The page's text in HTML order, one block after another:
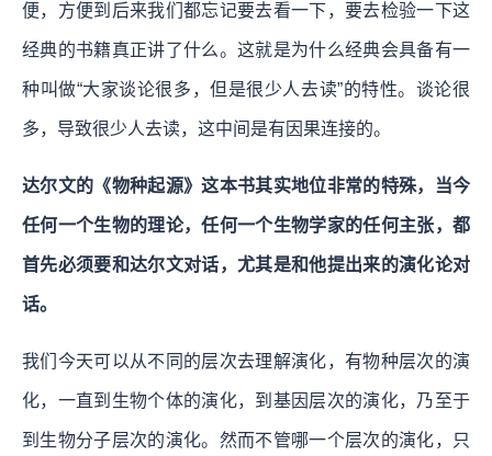
便，方便到后来我们都忘记要去看一下，要去检验一下这
经典的书籍真正讲了什么。这就是为什么经典会具备有一
种叫做“大家谈论很多，但是很少人去读”的特性。谈论很
多，导致很少人去读，这中间是有因果连接的。
达尔文的《物种起源》这本书其实地位非常的特殊，当今
任何一个生物的理论，任何一个生物学家的任何主张，都
首先必须要和达尔文对话，尤其是和他提出来的演化论对
话。
我们今天可以从不同的层次去理解演化，有物种层次的演
化，一直到生物个体的演化，到基因层次的演化，乃至于
到生物分子层次的演化。然而不管哪一个层次的演化，只